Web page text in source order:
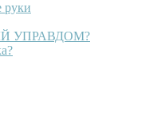
руки
УПРАВДОМ?